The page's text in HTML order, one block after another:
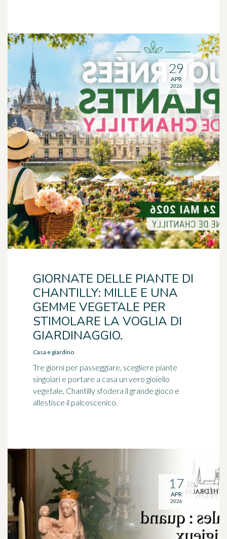
GIORNATE DELLE PIANTE DI
CHANTILLY: MILLE E UNA
GEMME VEGETALE PER
STIMOLARE LA VOGLIA DI
GIARDINAGGIO.
Casa e giardino
Tre giorni per passeggiare, scegliere piante
singolari e portare a casa un vero gioiello
vegetale, Chantilly sfodera il grande gioco e
allestisce il palcoscenico.
29
APR
2026
17
APR
2026